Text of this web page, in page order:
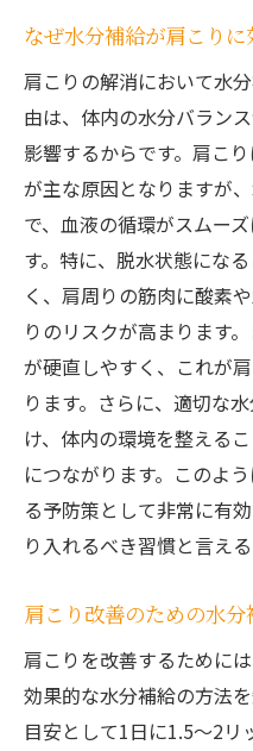
なぜ水分補給が肩こりに
肩こりの解消において水
由は、体内の水分バラン
影響するからです。肩こ
が主な原因となりますが
で、血液の循環がスムー
す。特に、脱水状態にな
く、肩周りの筋肉に酸素
りのリスクが高まります
が硬直しやすく、これが
ります。さらに、適切な
け、体内の環境を整える
につながります。このよ
る予防策として非常に有
り入れるべき習慣と言える
肩こり改善のための水分
肩こりを改善するために
効果的な水分補給の方法
目安として1日に1.5〜2